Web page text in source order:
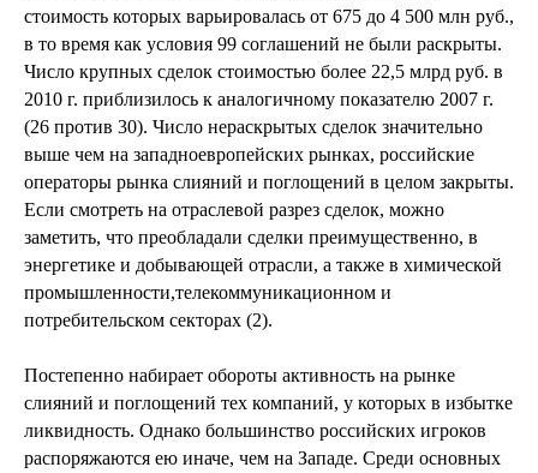
стоимость которых варьировалась от 675 до 4 500 млн руб.,
в то время как условия 99 соглашений не были раскрыты.
Число крупных сделок стоимостью более 22,5 млрд руб. в
2010 г. приблизилось к аналогичному показателю 2007 г.
(26 против 30). Число нераскрытых сделок значительно
выше чем на западноевропейских рынках, российские
операторы рынка слияний и поглощений в целом закрыты.
Если смотреть на отраслевой разрез сделок, можно
заметить, что преобладали сделки преимущественно, в
энергетике и добывающей отрасли, а также в химической
промышленности,телекоммуникационном и
потребительском секторах (2).
Постепенно набирает обороты активность на рынке
слияний и поглощений тех компаний, у которых в избытке
ликвидность. Однако большинство российских игроков
распоряжаются ею иначе, чем на Западе. Среди основных